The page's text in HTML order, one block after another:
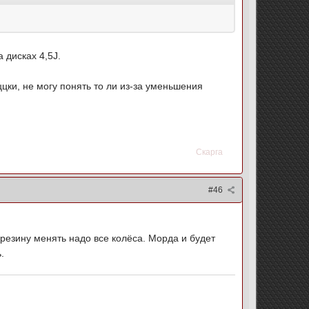
4,5J.
не могу понять то ли из-за уменьшения
Скарга
#46
менять надо все колёса. Морда и будет